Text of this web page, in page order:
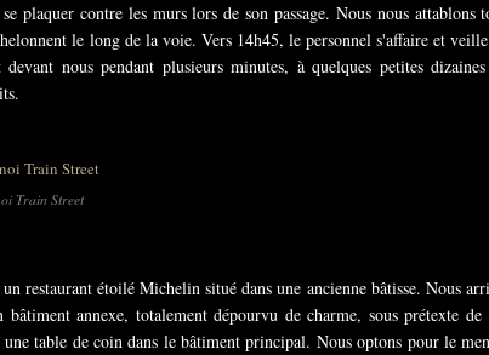
plaquer contre les murs lors de son passage. Nous nous attablons
le long de la voie. Vers 14h45, le personnel s'affaire et
nous pendant plusieurs minutes, à quelques petites
Train Street
restaurant étoilé Michelin situé dans une ancienne bâtisse. Nous
annexe, totalement dépourvu de charme, sous prétexte
table de coin dans le bâtiment principal. Nous optons pour le